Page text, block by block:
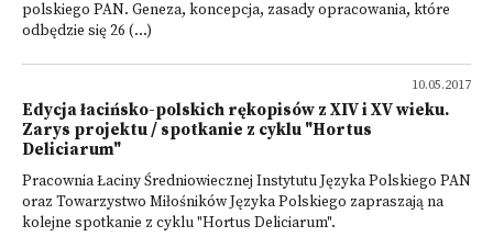
polskiego PAN. Geneza, koncepcja, zasady opracowania, które
odbędzie się 26 (...)
10.05.2017
Edycja łacińsko-polskich rękopisów z XIV i XV wieku.
Zarys projektu / spotkanie z cyklu "Hortus
Deliciarum"
Pracownia Łaciny Średniowiecznej Instytutu Języka Polskiego PAN
oraz Towarzystwo Miłośników Języka Polskiego zapraszają na
kolejne spotkanie z cyklu "Hortus Deliciarum".